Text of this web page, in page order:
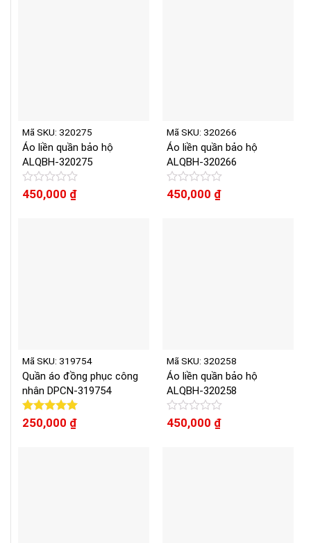
Mã SKU: 320275
Áo liền quần bảo hộ
ALQBH-320275
Được
450,000 ₫
Mã SKU: 320266
Áo liền quần bảo hộ
ALQBH-320266
Được
450,000 ₫
Mã SKU: 319754
Quần áo đồng phục công
nhân DPCN-319754
Được xếp
hạng
250,000 ₫
Mã SKU: 320258
Áo liền quần bảo hộ
ALQBH-320258
Được
450,000 ₫